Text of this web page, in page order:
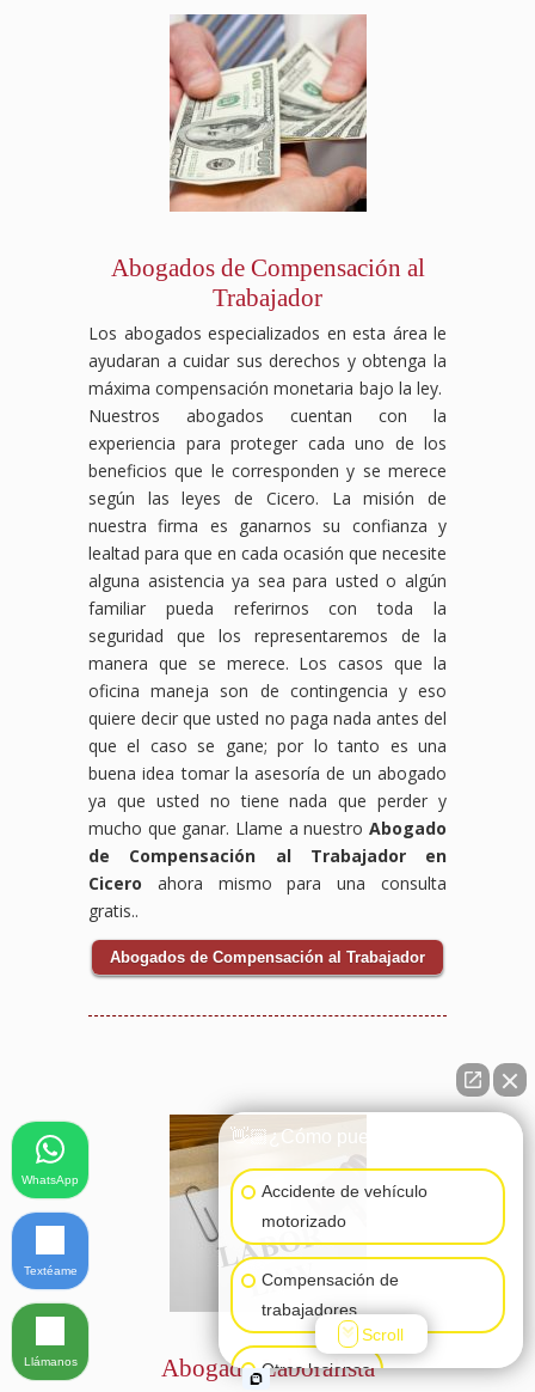
Abogados de Compensación al
Trabajador
Los abogados especializados en esta área le
ayudaran a cuidar sus derechos y obtenga la
máxima compensación monetaria bajo la ley.
Nuestros abogados cuentan con la
experiencia para proteger cada uno de los
beneficios que le corresponden y se merece
según las leyes de Cicero. La misión de
nuestra firma es ganarnos su confianza y
lealtad para que en cada ocasión que necesite
alguna asistencia ya sea para usted o algún
familiar pueda referirnos con toda la
seguridad que los representaremos de la
manera que se merece. Los casos que la
oficina maneja son de contingencia y eso
quiere decir que usted no paga nada antes del
que el caso se gane; por lo tanto es una
buena idea tomar la asesoría de un abogado
ya que usted no tiene nada que perder y
mucho que ganar. Llame a nuestro Abogado
de Compensación al Trabajador en
Cicero ahora mismo para una consulta
gratis..
Abogados de Compensación al Trabajador
Abogado Laboralista
👋🏼¿Cómo puedo ayudarte?
Accidente de vehículo
motorizado
Compensación de
trabajadores
Otras lesiones
Scroll
WhatsApp
Textéame
Llámanos